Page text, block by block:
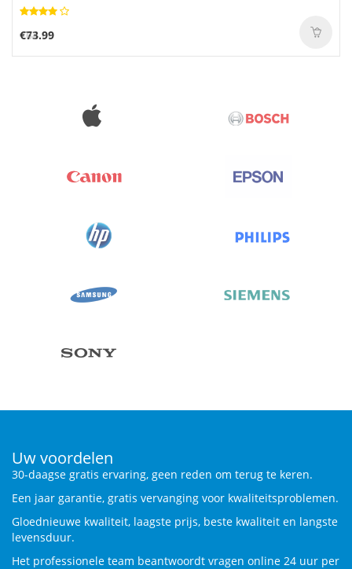
€64.00
€73.99
Uw voordelen
30-daagse gratis ervaring, geen reden om terug te keren.
Een jaar garantie, gratis vervanging voor kwaliteitsproblemen.
Gloednieuwe kwaliteit, laagste prijs, beste kwaliteit en langste
levensduur.
Het professionele team beantwoordt vragen online 24 uur per